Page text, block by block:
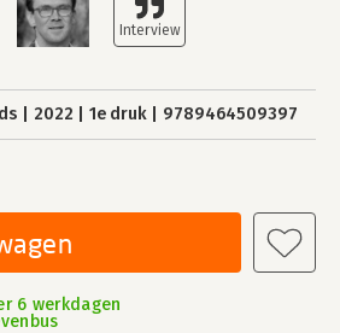
2022 1e druk 9789464509397
6 werkdagen